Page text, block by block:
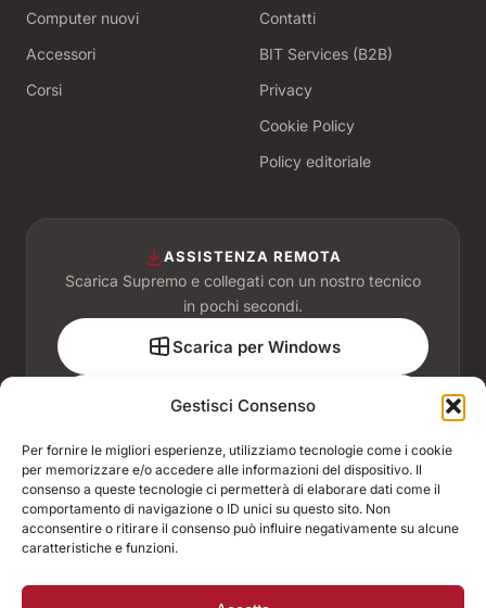
Gestisci Consenso
Per fornire le migliori esperienze, utilizziamo tecnologie come i cookie
per memorizzare e/o accedere alle informazioni del dispositivo. Il
consenso a queste tecnologie ci permetterà di elaborare dati come il
comportamento di navigazione o ID unici su questo sito. Non
acconsentire o ritirare il consenso può influire negativamente su alcune
caratteristiche e funzioni.
Computer nuovi
Accessori
Corsi
Contatti
BIT Services (B2B)
Privacy
Cookie Policy
Policy editoriale
ASSISTENZA REMOTA
Scarica Supremo e collegati con un nostro tecnico
in pochi secondi.
Scarica per Windows
Scarica per macOS
ASSOCIATI A
ACCREDITAMENTI E CONVENZIONI